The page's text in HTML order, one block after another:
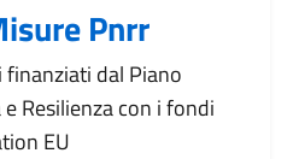
Pnrr
dal Piano
Resilienza con i fondi
EU